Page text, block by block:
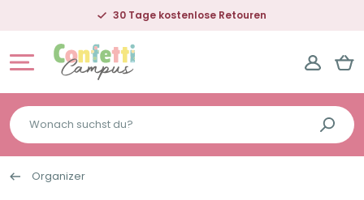
30 Tage kostenlose Retouren
Wonach
suchst
du?
Organizer